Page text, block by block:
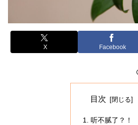
X Facebook
目次
听不腻了？！